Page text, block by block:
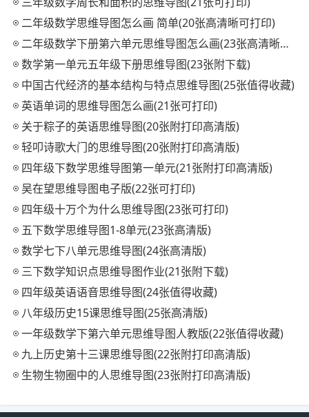
二年级数学思维导图怎么画 简单(20张高清晰可打印)
二年级数学下册第六单元思维导图怎么画(23张高清晰可打印)
数学第一单元五年级下册思维导图(23张附下载)
中国古代经济的基本结构与特点思维导图(25张值得收藏)
英语单词的思维导图怎么画(21张可打印)
关于粽子的英语思维导图(20张附打印高清版)
轻叩诗歌大门的思维导图(20张附打印高清版)
四年级下数学思维导图第一单元(21张附打印高清版)
吴在望思维导图电子版(22张可打印)
四年级十万个为什么思维导图(23张可打印)
五下数学思维导图1-8单元(23张高清版)
数学七下八单元思维导图(24张高清版)
三下数学知识点思维导图作业(21张附下载)
四年级英语语音思维导图(24张值得收藏)
八年级历史15课思维导图(25张高清版)
一年级数学下第六单元思维导图人教版(22张值得收藏)
九上历史第十三课思维导图(22张附打印高清版)
生物生物圈中的人思维导图(23张附打印高清版)